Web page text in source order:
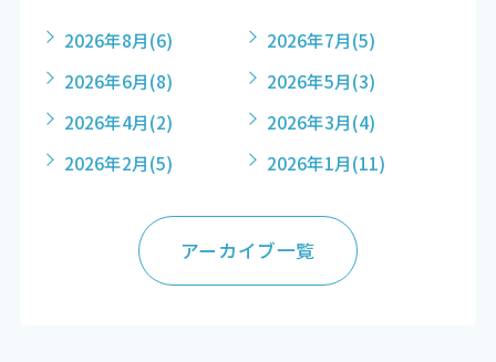
2026年8月(6) 2026年7月(5)
2026年6月(8) 2026年5月(3)
2026年4月(2) 2026年3月(4)
2026年2月(5) 2026年1月(11)
アーカイブ一覧